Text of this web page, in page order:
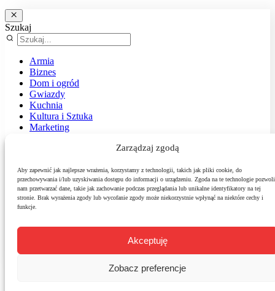
Zarządzaj zgodą
Aby zapewnić jak najlepsze wrażenia, korzystamy z technologii, takich jak pliki cookie, do
przechowywania i/lub uzyskiwania dostępu do informacji o urządzeniu. Zgoda na te technologie pozwoli
nam przetwarzać dane, takie jak zachowanie podczas przeglądania lub unikalne identyfikatory na tej
stronie. Brak wyrażenia zgody lub wycofanie zgody może niekorzystnie wpłynąć na niektóre cechy i
funkcje.
Akceptuję
Zobacz preferencje
Szukaj
Armia
Biznes
Dom i ogród
Gwiazdy
Kuchnia
Kultura i Sztuka
Marketing
Podróże
Polityka
Sport
Środowisko
Technologie